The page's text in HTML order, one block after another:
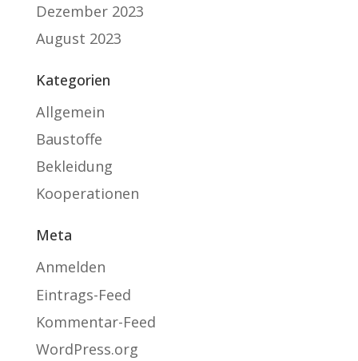
Dezember 2023
August 2023
Kategorien
Allgemein
Baustoffe
Bekleidung
Kooperationen
Meta
Anmelden
Eintrags-Feed
Kommentar-Feed
WordPress.org